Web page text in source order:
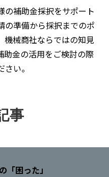
の補助金採択をサポート
の準備から採択までのポ
機械商社ならではの知見
助金の活用をご検討の際
い。
事
「困った」